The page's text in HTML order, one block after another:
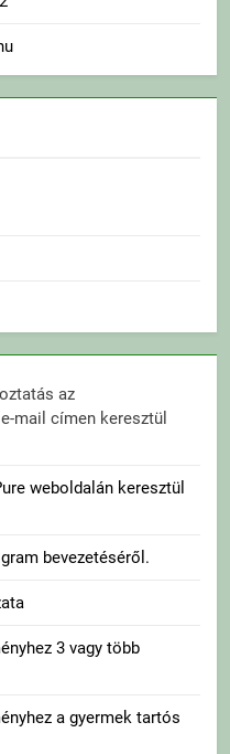
az
e-mail címen keresztül
weboldalán keresztül
bevezetéséről.
3 vagy több
a gyermek tartós